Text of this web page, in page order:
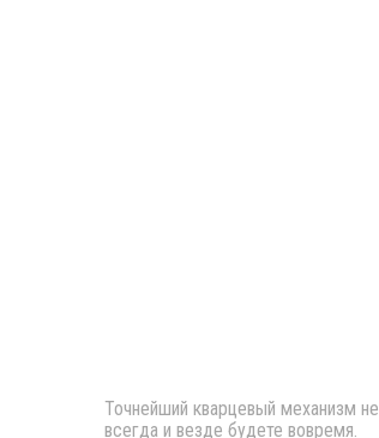
Точнейший кварцевый механизм
всегда и везде будете вовремя.